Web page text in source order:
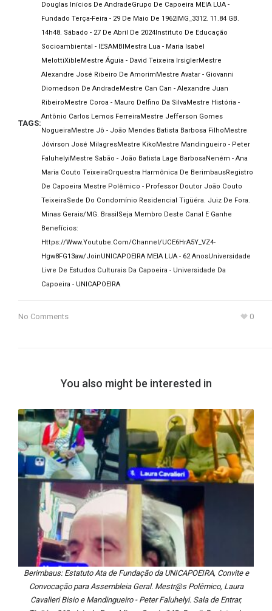
TAGS:
Douglas Inícios De AndradeGrupo De Capoeira MEIA LUA -
Fundado Terça-Feira - 29 De Maio De 1962IMG_3312. 11.84 GB.
14h48. Sábado - 27 De Abril De 2024 Instituto De Educação
Socioambiental - IESAMBI Mestra Lua - Maria Isabel
MelottiXible Mestre Águia - David Teixeira IrsiglerMestre
Alexandre José Ribeiro De Amorim Mestre Avatar - Giovanni
Diomedson De Andrade Mestre Can Can - Alexandre Juan
Ribeiro Mestre Coroa - Mauro Delfino Da Silva Mestre História -
Antônio Carlos Lemos Ferreira Mestre Jefferson Gomes
Nogueira Mestre Jô - João Mendes Batista Barbosa Filho Mestre
Jóvirson José MilagresMestre Kiko Mestre Mandingueiro - Peter
Faluhelyi Mestre Sabão - João Batista Lage Barbosa Neném - Ana
Maria Couto TeixeiraOrquestra Harmônica De BerimbausRegistro
De Capoeira Mestre Polêmico - Professor Doutor João Couto
TeixeiraSede Do Condomínio Residencial Tigüéra. Juiz De Fora.
Minas Gerais/MG. Brasil Seja Membro Deste Canal E Ganhe
Benefícios:
Https://www.youtube.com/channel/UCE6HrA5Y_VZ4-
Hgw8FG13aw/joinUNICAPOEIRA MEIA LUA - 62 AnosUniversidade
Livre De Estudos Culturais Da Capoeira - Universidade Da
Capoeira - UNICAPOEIRA
No Comments 0
You also might be interested in
Berimbaus: Estatuto Ata de Fundação da UNICAPOEIRA, Convite e
Convocação para Assembleia Geral. Mestr@s Polêmico, Laura
Cavalieri Bisio e Mandingueiro - Peter Faluhelyi. Sala de Entrar,